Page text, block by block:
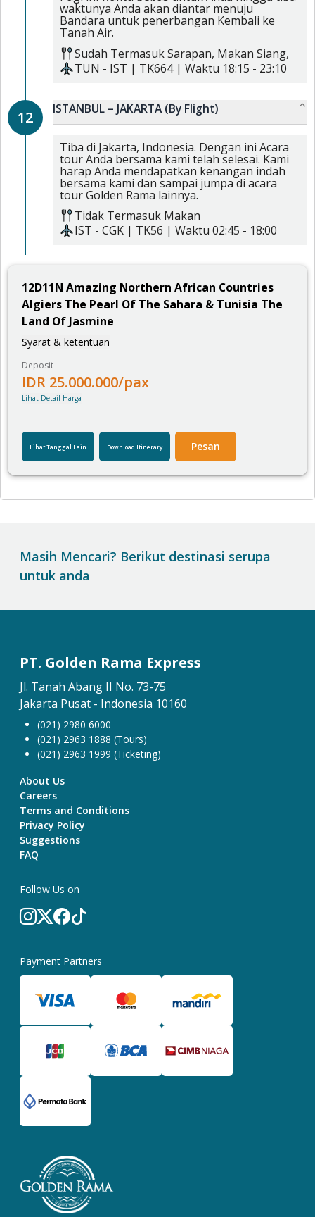
waktunya Anda akan diantar menuju
Bandara untuk penerbangan Kembali ke
Tanah Air.
Sudah TermasukSarapan, Makan Siang,
TUN - IST | TK664| Waktu 18:15 - 23:10
12 ISTANBUL – JAKARTA (By Flight)
Tiba di Jakarta, Indonesia. Dengan ini Acara
tour Anda bersama kami telah selesai. Kami
harap Anda mendapatkan kenangan indah
bersama kami dan sampai jumpa di acara
tour Golden Rama lainnya.
Tidak Termasuk Makan
IST - CGK | TK56 | Waktu 02:45 - 18:00
12D11N Amazing Northern African Countries
Algiers The Pearl Of The Sahara & Tunisia The
Land Of Jasmine
Syarat & ketentuan
Deposit
IDR 25.000.000/pax
Lihat Detail Harga
Lihat Tanggal Lain Download Itinerary Pesan
Masih Mencari? Berikut destinasi serupa
untuk anda
PT. Golden Rama Express
Jl. Tanah Abang II No. 73-75
Jakarta Pusat - Indonesia 10160
(021) 2980 6000
(021) 2963 1888 (Tours)
(021) 2963 1999 (Ticketing)
About Us
Careers
Terms and Conditions
Privacy Policy
Suggestions
FAQ
Follow Us on
Payment Partners